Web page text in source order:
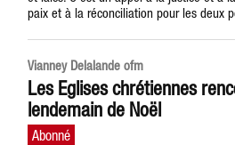
paix et à la réconciliation pour les deux
Vianney Delalande ofm
Les Eglises chrétiennes
lendemain de Noël